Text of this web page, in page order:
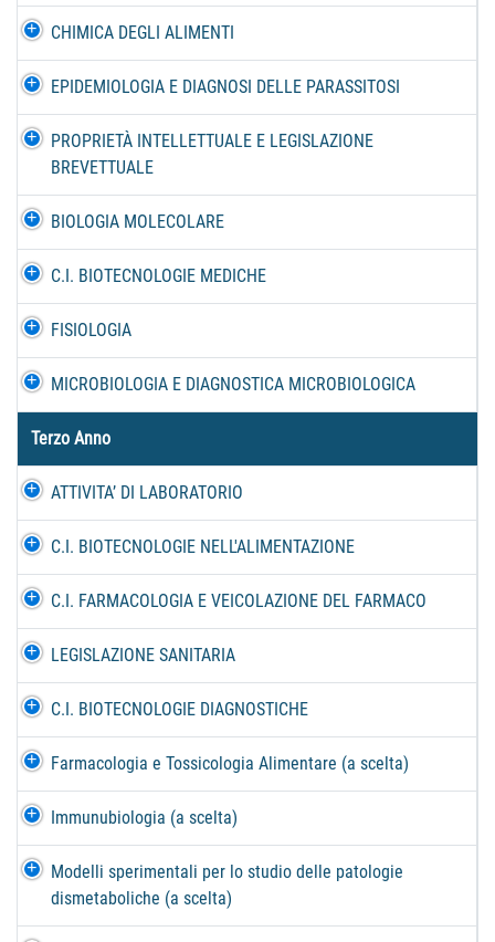
CHIMICA DEGLI ALIMENTI
EPIDEMIOLOGIA E DIAGNOSI DELLE PARASSITOSI
PROPRIETÀ INTELLETTUALE E LEGISLAZIONE
BREVETTUALE
BIOLOGIA MOLECOLARE
C.I. BIOTECNOLOGIE MEDICHE
FISIOLOGIA
MICROBIOLOGIA E DIAGNOSTICA MICROBIOLOGICA
Terzo Anno
ATTIVITA’ DI LABORATORIO
C.I. BIOTECNOLOGIE NELL'ALIMENTAZIONE
C.I. FARMACOLOGIA E VEICOLAZIONE DEL FARMACO
LEGISLAZIONE SANITARIA
C.I. BIOTECNOLOGIE DIAGNOSTICHE
Farmacologia e Tossicologia Alimentare (a scelta)
Immunubiologia (a scelta)
Modelli sperimentali per lo studio delle patologie
dismetaboliche (a scelta)